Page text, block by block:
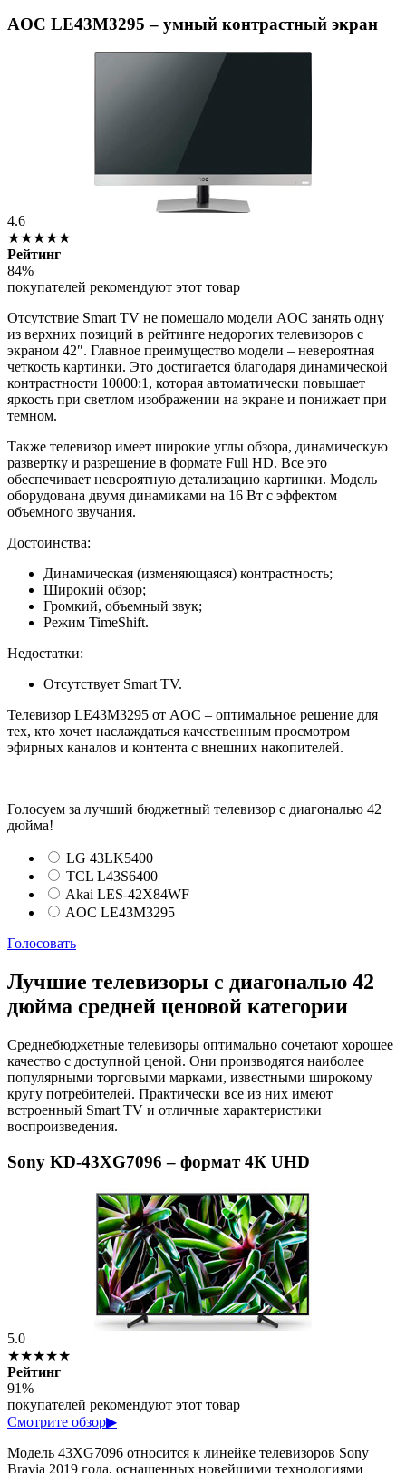
AOC LE43M3295 – умный контрастный экран
4.6
★★★★★
Рейтинг
84%
покупателей рекомендуют этот товар
Отсутствие Smart TV не помешало модели AOC занять одну
из верхних позиций в рейтинге недорогих телевизоров с
экраном 42″. Главное преимущество модели – невероятная
четкость картинки. Это достигается благодаря динамической
контрастности 10000:1, которая автоматически повышает
яркость при светлом изображении на экране и понижает при
темном.
Также телевизор имеет широкие углы обзора, динамическую
развертку и разрешение в формате Full HD. Все это
обеспечивает невероятную детализацию картинки. Модель
оборудована двумя динамиками на 16 Вт с эффектом
объемного звучания.
Достоинства:
Динамическая (изменяющаяся) контрастность;
Широкий обзор;
Громкий, объемный звук;
Режим TimeShift.
Недостатки:
Отсутствует Smart TV.
Телевизор LE43M3295 от AOC – оптимальное решение для
тех, кто хочет наслаждаться качественным просмотром
эфирных каналов и контента с внешних накопителей.
Голосуем за лучший бюджетный телевизор с диагональю 42
дюйма!
LG 43LK5400
TCL L43S6400
Akai LES-42X84WF
AOC LE43M3295
Голосовать
Лучшие телевизоры с диагональю 42
дюйма средней ценовой категории
Среднебюджетные телевизоры оптимально сочетают хорошее
качество с доступной ценой. Они производятся наиболее
популярными торговыми марками, известными широкому
кругу потребителей. Практически все из них имеют
встроенный Smart TV и отличные характеристики
воспроизведения.
Sony KD-43XG7096 – формат 4К UHD
5.0
★★★★★
Рейтинг
91%
покупателей рекомендуют этот товар
Смотрите обзор▶
Модель 43XG7096 относится к линейке телевизоров Sony
Bravia 2019 года, оснащенных новейшими технологиями